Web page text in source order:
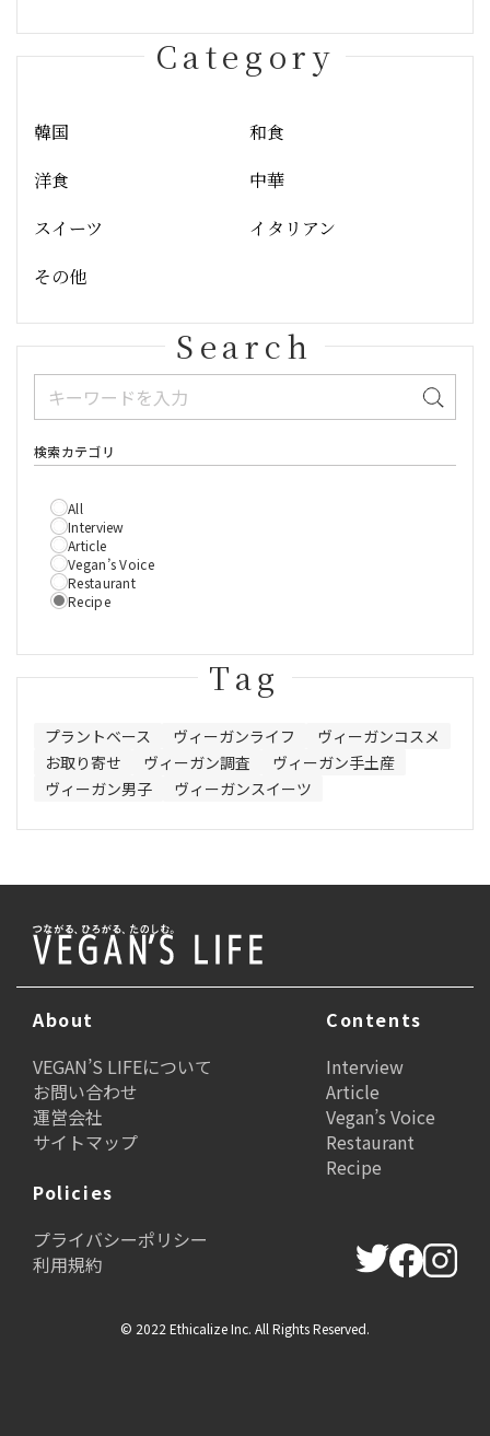
Category
韓国
和食
洋食
中華
スイーツ
イタリアン
その他
Search
検索カテゴリ
All
Interview
Article
Vegan’s Voice
Restaurant
Recipe
Tag
プラントベース ヴィーガンライフ
ヴィーガンコスメ
お取り寄せ
ヴィーガン調査
ヴィーガン手土産
ヴィーガン男子
ヴィーガンスイーツ
About
VEGAN’S LIFEについて
お問い合わせ
運営会社
サイトマップ
Contents
Interview
Article
Vegan’s Voice
Restaurant
Recipe
Policies
プライバシーポリシー
利用規約
© 2022 Ethicalize Inc. All Rights Reserved.